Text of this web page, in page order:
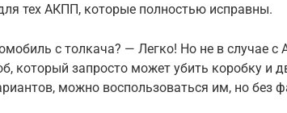
тех АКПП, которые полностью исправны.
с толкача? — Легко! Но не в случае с
который запросто может убить коробку и
можно воспользоваться им, но без